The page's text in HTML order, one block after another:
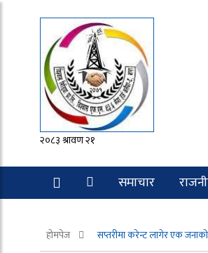
२०८३ श्रावण २१
समाचार
होमपेज सप्तरीमा करेन्ट लागेर एक